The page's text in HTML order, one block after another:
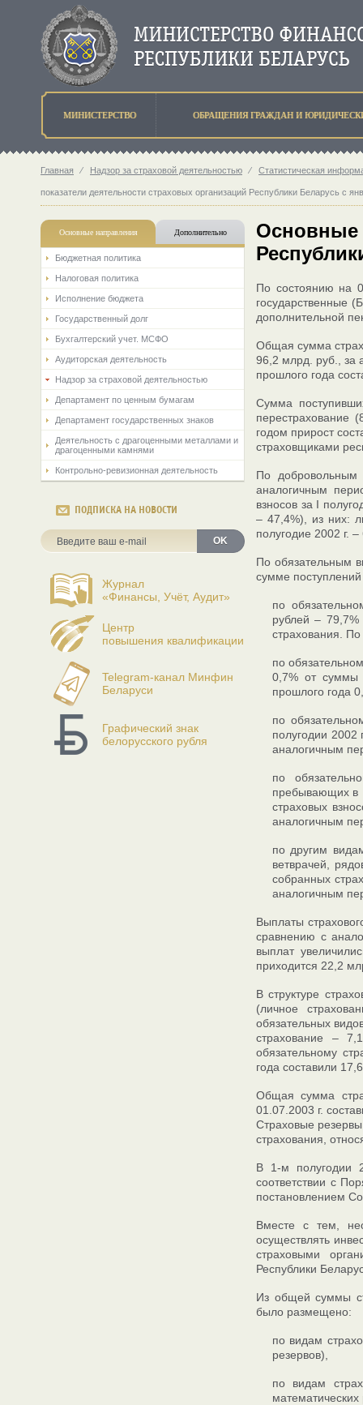
МИНИСТЕРСТВО ОБРАЩЕНИЯ ГРАЖДАН И
Главная ⁄ Надзор за страховой деятельностью ⁄ Статистическая
показатели деятельности страховых организаций Республики Беларусь с
Основные направления Дополнительно
Бюджетная политика
Налоговая политика
Исполнение бюджета
Государственный долг
Бухгалтерский учет. МСФО
Аудиторская деятельность
Надзор за страховой деятельностью
Департамент по ценным бумагам
Департамент государственных знаков
Деятельность с драгоценными металлами и
драгоценными камнями
Контрольно-ревизионная деятельность
ПОДПИСКА НА НОВОСТИ
OK
Журнал
«Финансы, Учёт, Аудит»
Центр
повышения квалификации
Telegram-канал Минфин
Беларуси
Графический знак
белорусского рубля
Основные
По состоянию на
государственные
дополнительной
Общая сумма
96,2 млрд. руб., за
прошлого года
Сумма
перестрахование
годом прирост
страховщиками
По добровольным
аналогичным
взносов за I
– 47,4%), из них:
полугодие 2002 г.
По обязательным
сумме
по
рублей –
страхования.
по
0,7% от суммы
прошлого года
по
полугодии
аналогичным
по
пребывающих в
страховых
аналогичным
по другим
ветврачей,
собранных
аналогичным
Выплаты
сравнению с
выплат
приходится 22,2
В структуре
(личное
обязательных
страхование –
обязательному
года составили
Общая сумма
01.07.2003 г.
Страховые
страхования,
В 1-м полугодии
соответствии с
постановлением
Вместе с тем,
осуществлять
страховыми
Республики
Из общей суммы
было размещено:
по видам
резервов),
по видам
математических